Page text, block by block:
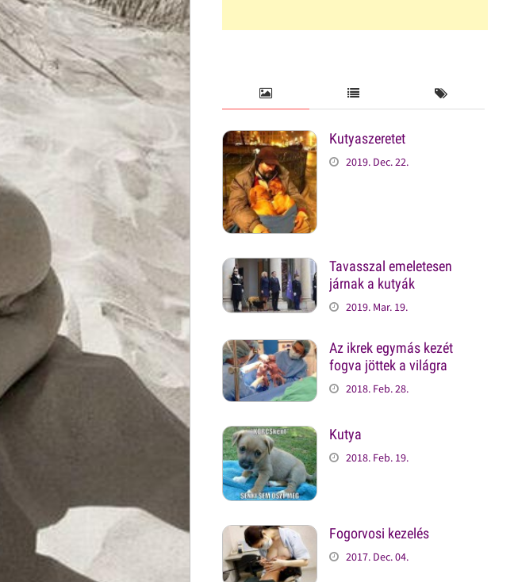
Kutyaszeretet
2019. Dec. 22.
Tavasszal emeletesen
járnak a kutyák
2019. Mar. 19.
Az ikrek egymás kezét
fogva jöttek a világra
2018. Feb. 28.
Kutya
2018. Feb. 19.
Fogorvosi kezelés
2017. Dec. 04.